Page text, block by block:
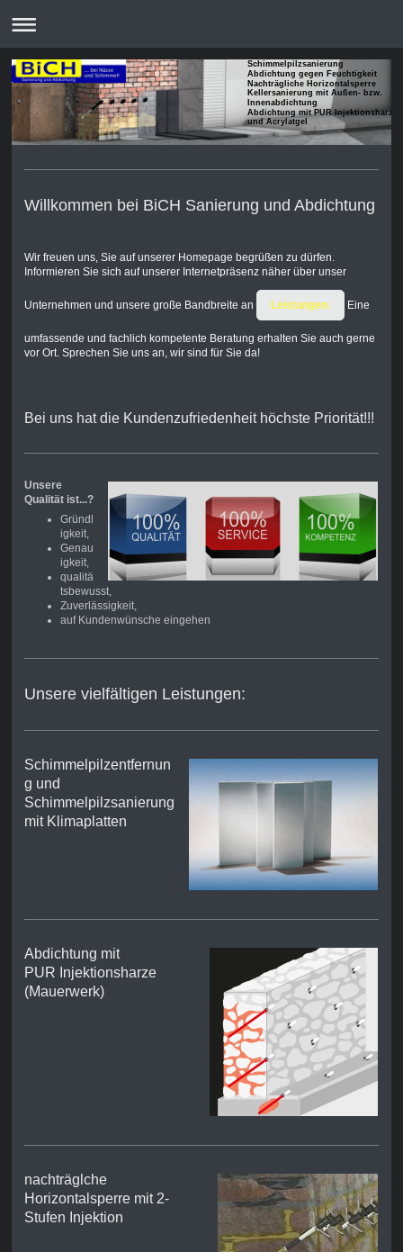
Schimmelpilzsanierung
Abdichtung gegen Feuchtigkeit
Nachträgliche Horizontalsperre
Kellersanierung mit Außen- bzw.
Innenabdichtung
Abdichtung mit PUR Injektionsharze
und Acrylatgel
Willkommen bei BiCH Sanierung und Abdichtung
Wir freuen uns, Sie auf unserer Homepage begrüßen zu dürfen.
Informieren Sie sich auf unserer Internetpräsenz näher über unser
Unternehmen und unsere große Bandbreite an Leistungen. Eine
umfassende und fachlich kompetente Beratung erhalten Sie auch gerne
vor Ort. Sprechen Sie uns an, wir sind für Sie da!
Bei uns hat die Kundenzufriedenheit höchste Priorität!!!
Unsere
Qualität ist...?
Gründl
igkeit,
Genau
igkeit,
qualitä
tsbewusst,
Zuverlässigkeit,
auf Kundenwünsche eingehen
Unsere vielfältigen Leistungen:
Schimmelpilzentfernun
g und
Schimmelpilzsanierung
mit Klimaplatten
Abdichtung mit
PUR Injektionsharze
(Mauerwerk)
nachträglche
Horizontalsperre mit 2-
Stufen Injektion